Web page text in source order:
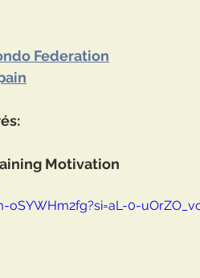
Federation
Motivation
0-